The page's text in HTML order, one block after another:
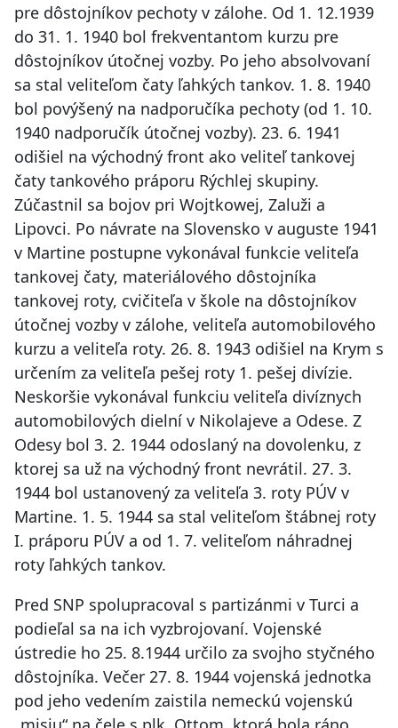
pre dôstojníkov pechoty v zálohe. Od 1. 12.1939
do 31. 1. 1940 bol frekventantom kurzu pre
dôstojníkov útočnej vozby. Po jeho absolvovaní
sa stal veliteľom čaty ľahkých tankov. 1. 8. 1940
bol povýšený na nadporučíka pechoty (od 1. 10.
1940 nadporučík útočnej vozby). 23. 6. 1941
odišiel na východný front ako veliteľ tankovej
čaty tankového práporu Rýchlej skupiny.
Zúčastnil sa bojov pri Wojtkowej, Zaluži a
Lipovci. Po návrate na Slovensko v auguste 1941
v Martine postupne vykonával funkcie veliteľa
tankovej čaty, materiálového dôstojníka
tankovej roty, cvičiteľa v škole na dôstojníkov
útočnej vozby v zálohe, veliteľa automobilového
kurzu a veliteľa roty. 26. 8. 1943 odišiel na Krym s
určením za veliteľa pešej roty 1. pešej divízie.
Neskoršie vykonával funkciu veliteľa divíznych
automobilových dielní v Nikolajeve a Odese. Z
Odesy bol 3. 2. 1944 odoslaný na dovolenku, z
ktorej sa už na východný front nevrátil. 27. 3.
1944 bol ustanovený za veliteľa 3. roty PÚV v
Martine. 1. 5. 1944 sa stal veliteľom štábnej roty
I. práporu PÚV a od 1. 7. veliteľom náhradnej
roty ľahkých tankov.
Pred SNP spolupracoval s partizánmi v Turci a
podieľal sa na ich vyzbrojovaní. Vojenské
ústredie ho 25. 8.1944 určilo za svojho styčného
dôstojníka. Večer 27. 8. 1944 vojenská jednotka
pod jeho vedením zaistila nemeckú vojenskú